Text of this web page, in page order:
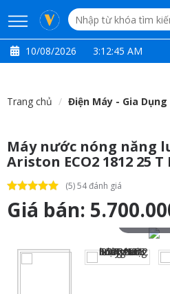
10/08/2026 3:12:46 AM
Trang chủ Điện Máy - Gia Dụng
Máy nước nóng năng
Ariston ECO2 1812 25 T
(5) 54 đánh giá
Giá bán: